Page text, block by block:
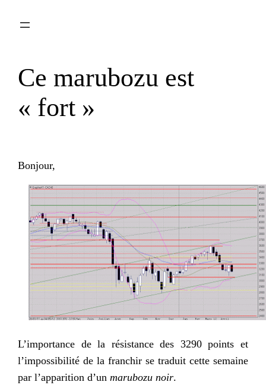
Ce marubozu est
« fort »
Bonjour,
L’importance de la résistance des 3290 points et
l’impossibilité de la franchir se traduit cette semaine
par l’apparition d’un marubozu noir.